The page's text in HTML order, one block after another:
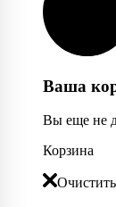
Ваша
Вы еще не
Корзина